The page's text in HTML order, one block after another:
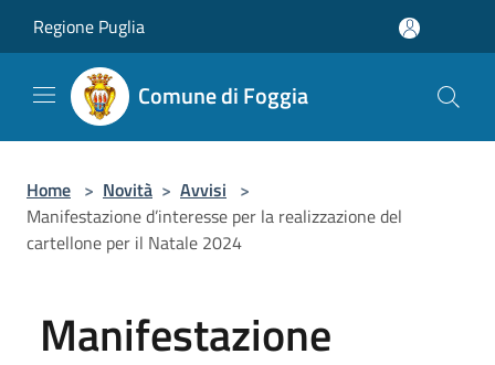
Regione Puglia
Comune di Foggia
Home > Novità > Avvisi >
Manifestazione d’interesse per la realizzazione del
cartellone per il Natale 2024
Manifestazione